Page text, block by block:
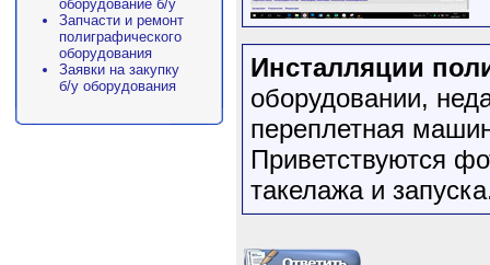
оборудование б/у
Запчасти и ремонт
полиграфического
оборудования
Заявки на закупку
б/у оборудования
Инсталляции
оборудовании,
переплетная
Приветствуются
такелажа и